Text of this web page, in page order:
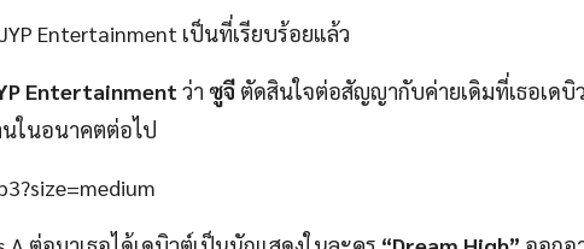
Entertainment เป็นที่เรียบร้อยแล้ว
Entertainment ว่า ซูจี ตัดสินใจต่อสัญญากับค่ายเดิมที่เธอเดบิ
ในอนาคตต่อไป